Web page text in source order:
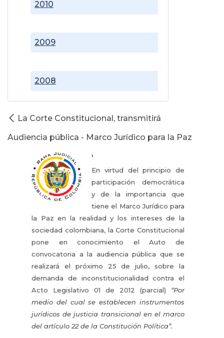
2008
2009
2010
La Corte Constitucional, transmitirá
Audiencia pública - Marco Jurídico para la Paz
'
En virtud del principio de
participación democrática
y de la importancia que
tiene el Marco Jurídico para
la Paz en la realidad y los intereses de la
sociedad colombiana, la Corte Constitucional
pone en conocimiento el Auto de
convocatoria a la audiencia pública que se
realizará el próximo 25 de julio, sobre la
demanda de inconstitucionalidad contra el
Acto Legislativo 01 de 2012 (parcial) “Por
medio del cual se establecen instrumentos
jurídicos de justicia transicional en el marco
del artículo 22 de la Constitución Política”.